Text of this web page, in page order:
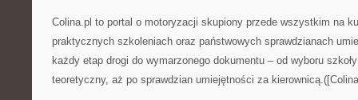
Colina.pl to portal o motoryzacji skupiony przede wszystkim na
praktycznych szkoleniach oraz państwowych sprawdzianach
każdy etap drogi do wymarzonego dokumentu – od wyboru
teoretyczny, aż po sprawdzian umiejętności za